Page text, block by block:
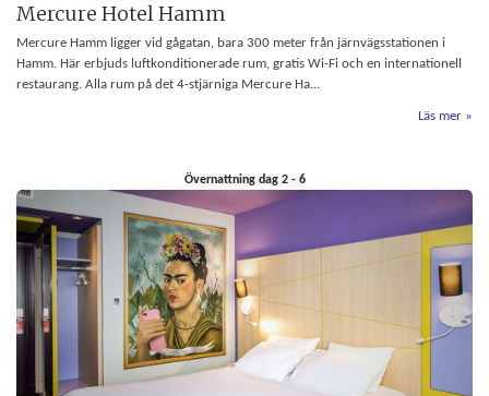
Mercure Hotel Hamm
Mercure Hamm ligger vid gågatan, bara 300 meter från järnvägsstationen i
Hamm. Här erbjuds luftkonditionerade rum, gratis Wi-Fi och en internationell
restaurang. Alla rum på det 4-stjärniga Mercure Ha...
Läs mer
Övernattning dag 2 - 6